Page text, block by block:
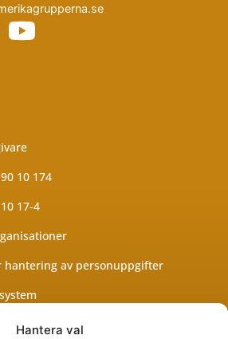
Hantera val
10 174
17-4
hantering av personuppgifter